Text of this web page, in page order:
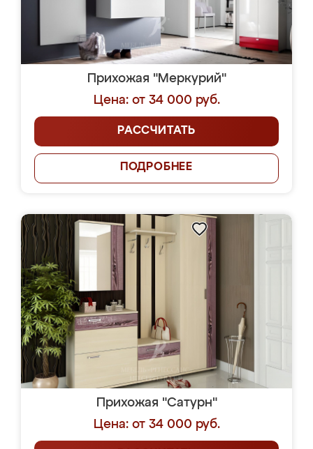
Прихожая "Меркурий"
Цена: от 34 000 руб.
РАССЧИТАТЬ
ПОДРОБНЕЕ
Прихожая "Сатурн"
Цена: от 34 000 руб.